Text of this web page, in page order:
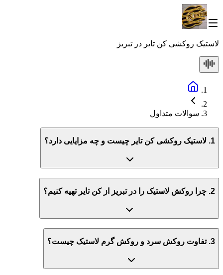
لاستیک روکشی کن تایر در تبریز
سوالات متداول
1. لاستیک روکشی کن تایر چیست و چه مزایایی دارد؟
2. چرا روکش لاستیک را در تبریز از کن تایر تهیه کنیم؟
3. تفاوت روکش سرد و روکش گرم لاستیک چیست؟